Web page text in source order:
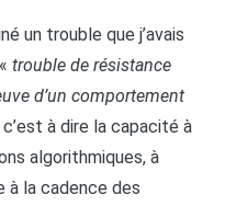
un trouble que j’avais
trouble de résistance
d’un comportement
c’est à dire la capacité à
algorithmiques, à
à la cadence des